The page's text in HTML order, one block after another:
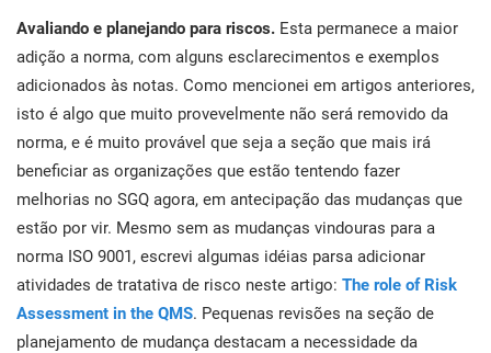
Avaliando e planejando para riscos. Esta permanece a maior
adição a norma, com alguns esclarecimentos e exemplos
adicionados às notas. Como mencionei em artigos anteriores,
isto é algo que muito provevelmente não será removido da
norma, e é muito provável que seja a seção que mais irá
beneficiar as organizações que estão tentendo fazer
melhorias no SGQ agora, em antecipação das mudanças que
estão por vir. Mesmo sem as mudanças vindouras para a
norma ISO 9001, escrevi algumas idéias parsa adicionar
atividades de tratativa de risco neste artigo: The role of Risk
Assessment in the QMS. Pequenas revisões na seção de
planejamento de mudança destacam a necessidade da